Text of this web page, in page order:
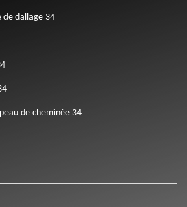
de dallage 34
de cheminée 34